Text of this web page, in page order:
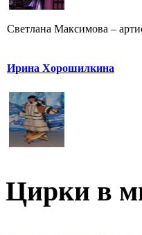
Светлана Максимова –
Ирина Хорошилкина
Цирки в